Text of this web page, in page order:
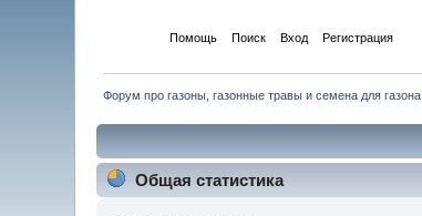
Помощь Поиск Вход Регистрация
Форум про газоны, газонные травы и семена для газона
Общая статистика